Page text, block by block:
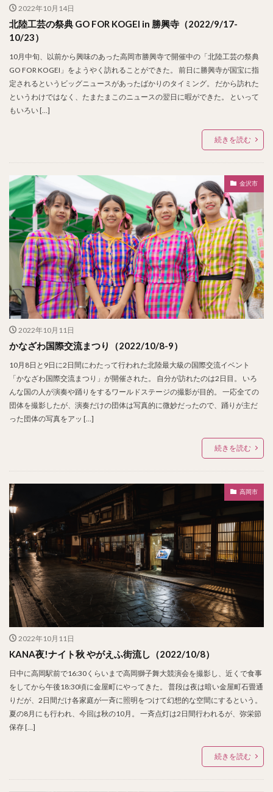
2022年10月14日
北陸工芸の祭典 GO FOR KOGEI in 勝興寺（2022/9/17-
10/23）
10月中旬、以前から興味のあった高岡市勝興寺で開催中の「北陸工芸の祭典
GO FOR KOGEI」をようやく訪れることができた。 前日に勝興寺が国宝に指
定されるというビッグニュースがあったばかりのタイミング。 だから訪れた
というわけではなく、たまたまこのニュースの翌日に暇ができた。 といって
もいろい […]
続きを読む
金沢市
2022年10月11日
かなざわ国際交流まつり（2022/10/8-9）
10月8日と9日に2日間にわたって行われた北陸最大級の国際交流イベント
「かなざわ国際交流まつり」が開催された。 自分が訪れたのは2日目。 いろ
んな国の人が演奏や踊りをするワールドステージの撮影が目的。 一応全ての
団体を撮影したが、演奏だけの団体は写真的に微妙だったので、踊りが主だ
った団体の写真をアッ […]
続きを読む
高岡市
2022年10月11日
KANA夜!ナイト秋 やがえふ街流し（2022/10/8）
日中に高岡駅前で16:30くらいまで高岡獅子舞大競演会を撮影し、近くで食事
をしてから午後18:30頃に金屋町にやってきた。 普段は夜は暗い金屋町石畳通
りだが、2日間だけ各家庭が一斉に照明をつけて幻想的な空間にするという。
夏の8月にも行われ、今回は秋の10月。 一斉点灯は2日間行われるが、弥栄節
保存 […]
続きを読む